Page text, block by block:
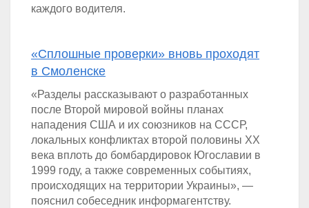
каждого водителя.
«Сплошные проверки» вновь проходят
в Смоленске
«Разделы рассказывают о разработанных
после Второй мировой войны планах
нападения США и их союзников на СССР,
локальных конфликтах второй половины XX
века вплоть до бомбардировок Югославии в
1999 году, а также современных событиях,
происходящих на территории Украины», —
пояснил собеседник информагентству.